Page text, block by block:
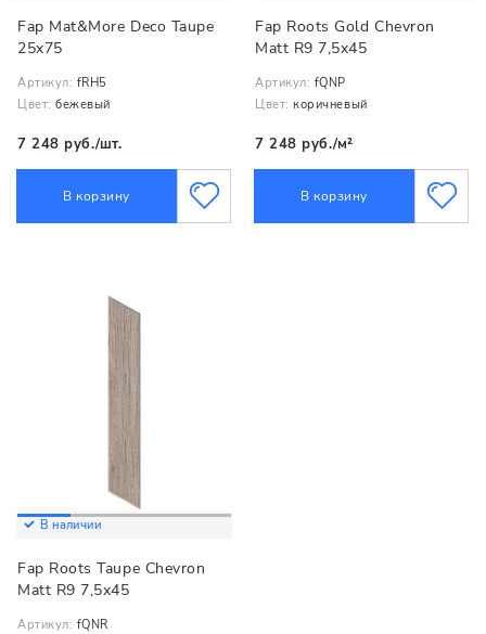
Fap Mat&More Deco Taupe
25x75
Артикул: fRH5
Цвет: бежевый
7 248 руб./шт.
В корзину
Fap Roots Gold Chevron
Matt R9 7,5x45
Артикул: fQNP
Цвет: коричневый
7 248 руб./м²
В корзину
В наличии
Fap Roots Taupe Chevron
Matt R9 7,5x45
Артикул: fQNR